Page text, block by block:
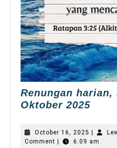
Renungan harian,
Oktober 2025
16
October 16, 2025 October
16,
Comment
6:09 am